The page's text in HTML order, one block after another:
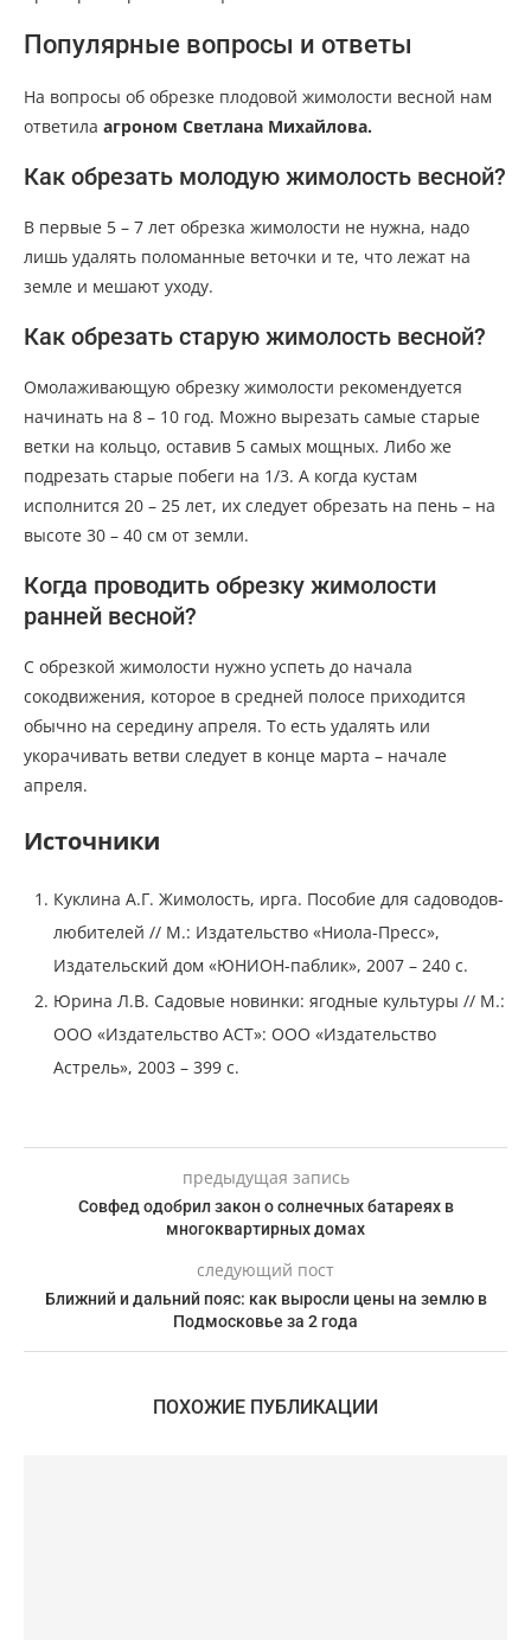
Популярные вопросы и ответы
На вопросы об обрезке плодовой жимолости весной нам
ответила агроном Светлана Михайлова.
Как обрезать молодую жимолость весной?
В первые 5 – 7 лет обрезка жимолости не нужна, надо
лишь удалять поломанные веточки и те, что лежат на
земле и мешают уходу.
Как обрезать старую жимолость весной?
Омолаживающую обрезку жимолости рекомендуется
начинать на 8 – 10 год. Можно вырезать самые старые
ветки на кольцо, оставив 5 самых мощных. Либо же
подрезать старые побеги на 1/3. А когда кустам
исполнится 20 – 25 лет, их следует обрезать на пень – на
высоте 30 – 40 см от земли.
Когда проводить обрезку жимолости
ранней весной?
С обрезкой жимолости нужно успеть до начала
сокодвижения, которое в средней полосе приходится
обычно на середину апреля. То есть удалять или
укорачивать ветви следует в конце марта – начале
апреля.
Источники
Куклина А.Г. Жимолость, ирга. Пособие для садоводов-
любителей // М.: Издательство «Ниола-Пресс»,
Издательский дом «ЮНИОН-паблик», 2007 – 240 с.
Юрина Л.В. Садовые новинки: ягодные культуры // М.:
ООО «Издательство АСТ»: ООО «Издательство
Астрель», 2003 – 399 с.
предыдущая запись
Совфед одобрил закон о солнечных батареях в
многоквартирных домах
следующий пост
Ближний и дальний пояс: как выросли цены на землю в
Подмосковье за 2 года
ПОХОЖИЕ ПУБЛИКАЦИИ